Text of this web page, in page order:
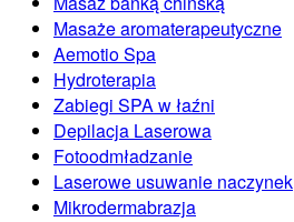
Masaże aromaterapeutyczne
Aemotio Spa
Hydroterapia
Zabiegi SPA w łaźni
Depilacja Laserowa
Fotoodmładzanie
Laserowe usuwanie naczynek
Mikrodermabrazja